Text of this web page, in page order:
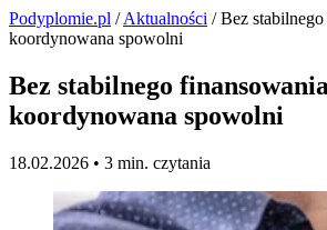
Podyplomie.pl /Aktualności / Bez
koordynowana spowolni
Bez stabilnego
koordynowana spowolni
18.02.2026 • 3 min. czytania